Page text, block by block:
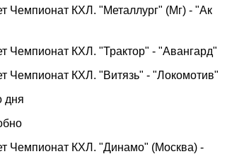
Чемпионат КХЛ. "Металлург" (Мг) - "Ак
Чемпионат КХЛ. "Трактор" - "Авангард"
Чемпионат КХЛ. "Витязь" - "Локомотив"
дня
Чемпионат КХЛ. "Динамо" (Москва) -